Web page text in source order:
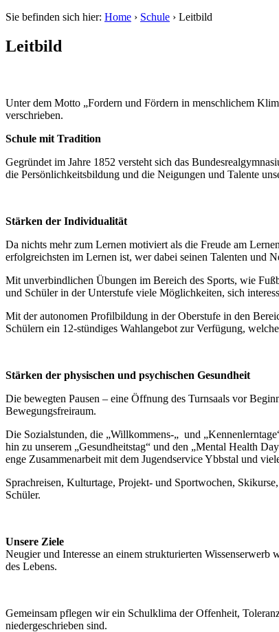
Sie befinden sich hier: Home › Schule › Leitbild
Leitbild
Unter dem Motto „Fordern und Fördern in menschlichem
verschrieben.
Schule mit Tradition
Gegründet im Jahre 1852 versteht sich das
die Persönlichkeitsbildung und die Neigungen und Talente
Stärken der Individualität
Da nichts mehr zum Lernen motiviert als die Freude am
erfolgreichsten im Lernen ist, wer dabei seinen Talenten und
Mit unverbindlichen Übungen im Bereich des Sports, wie
und Schüler in der Unterstufe viele Möglichkeiten, sich
Mit der autonomen Profilbildung in der Oberstufe in den
Schülern ein 12-stündiges Wahlangebot zur Verfügung,
Stärken der physischen und psychischen Gesundheit
Die bewegten Pausen – eine Öffnung des Turnsaals vor
Bewegungsfreiraum.
Die Sozialstunden, die „Willkommens-„ und
hin zu unserem „Gesundheitstag“ und den „Mental Health
enge Zusammenarbeit mit dem Jugendservice Ybbstal und
Sprachreisen, Kulturtage, Projekt- und Sportwochen,
Schüler.
Unsere Ziele
Neugier und Interesse an einem strukturierten
des Lebens.
Gemeinsam pflegen wir ein Schulklima der Offenheit,
niedergeschrieben sind.